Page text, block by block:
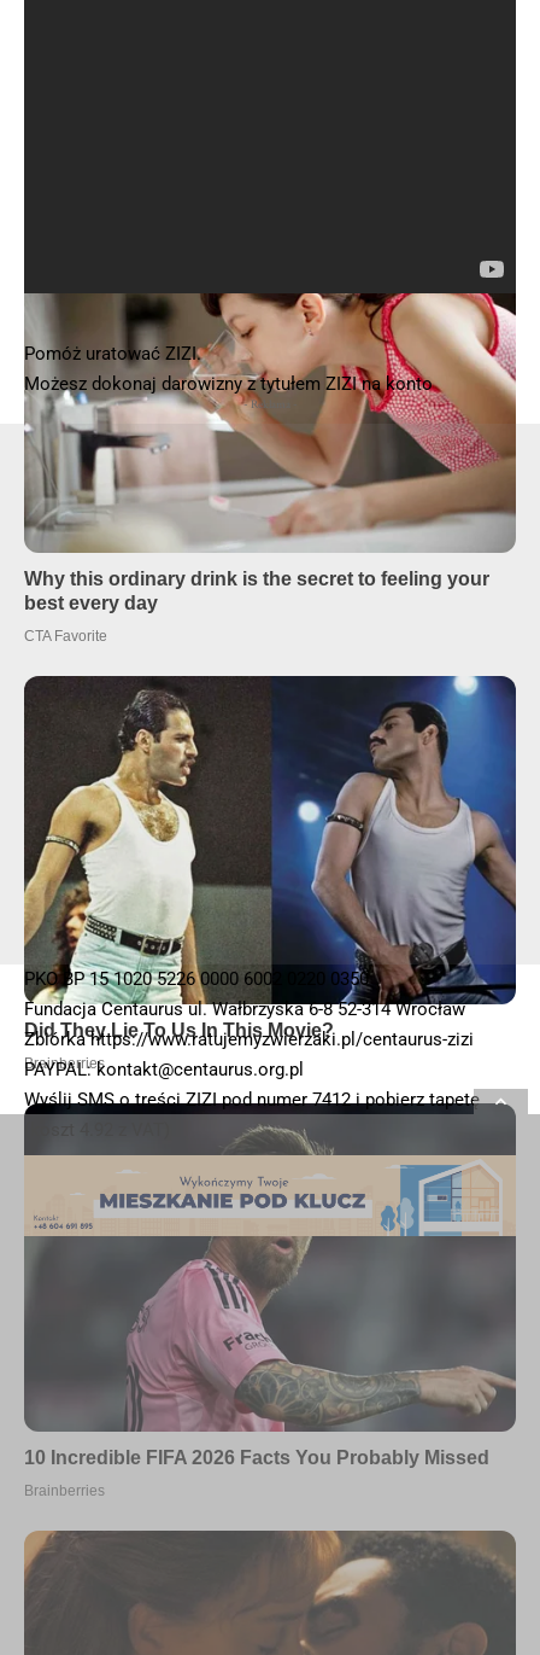
Pomóż uratować ZIZI.
Możesz dokonaj darowizny z tytułem ZIZI na konto
- Reklama -
PKO BP 15 1020 5226 0000 6002 0220 0350
Fundacja Centaurus ul. Wałbrzyska 6-8 52-314 Wrocław
Zbiórkahttps://www.ratujemyzwierzaki.pl/centaurus-zizi
PAYPAL: kontakt@centaurus.org.pl
Wyślij SMS o treści ZIZI pod numer 7412 i pobierz tapetę